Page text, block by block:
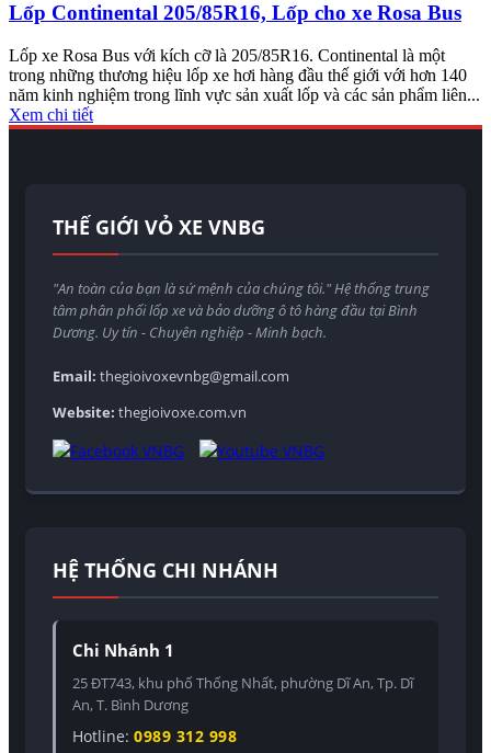
Lốp Continental 205/85R16, Lốp cho xe Rosa Bus
Lốp xe Rosa Bus với kích cỡ là 205/85R16. Continental là một
trong những thương hiệu lốp xe hơi hàng đầu thế giới với hơn 140
năm kinh nghiệm trong lĩnh vực sản xuất lốp và các sản phẩm liên...
Xem chi tiết
THẾ GIỚI VỎ XE VNBG
"An toàn của bạn là sứ mệnh của chúng tôi." Hệ thống trung
tâm phân phối lốp xe và bảo dưỡng ô tô hàng đầu tại Bình
Dương. Uy tín - Chuyên nghiệp - Minh bạch.
Email: thegioivoxevnbg@gmail.com
Website: thegioivoxe.com.vn
HỆ THỐNG CHI NHÁNH
Chi Nhánh 1
25 ĐT743, khu phố Thống Nhất, phường Dĩ An, Tp. Dĩ
An, T. Bình Dương
Hotline: 0989 312 998